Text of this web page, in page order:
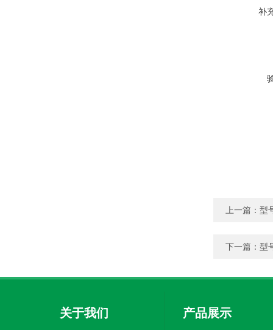
补
上一篇： 型
下一篇： 型
关于我们 产品展示